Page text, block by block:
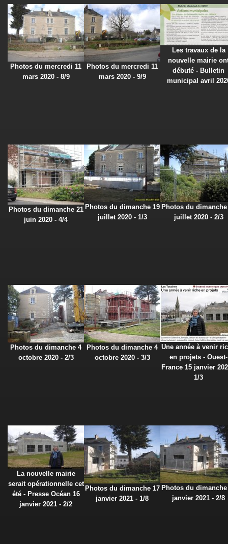
Photos du mercredi 11
mars 2020 - 8/9
Photos du mercredi 11
mars 2020 - 9/9
Les travaux de la
nouvelle mairie
débuté - Bulletin
municipal avril
Photos du dimanche 21
juin 2020 - 4/4
Photos du dimanche 19
juillet 2020 - 1/3
Photos du dimanche
juillet 2020 - 2/3
Photos du dimanche 4
octobre 2020 - 2/3
Photos du dimanche 4
octobre 2020 - 3/3
Une année à venir
en projets - Ouest-
France 15 janvier
1/3
La nouvelle mairie
serait opérationnelle cet
été - Presse Océan 16
janvier 2021 - 2/2
Photos du dimanche 17
janvier 2021 - 1/8
Photos du dimanche
janvier 2021 - 2/8